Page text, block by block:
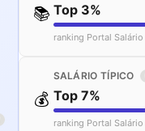
📚 Top 3%
ranking Portal
💰
SALÁRIO TÍPICO
Top 7%
ranking Portal